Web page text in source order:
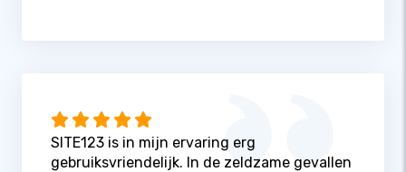
SITE123 is in mijn ervaring erg
gebruiksvriendelijk. In de zeldzame gevallen